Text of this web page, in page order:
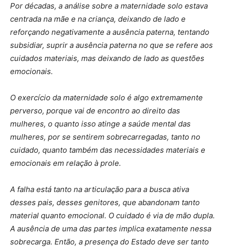
Por décadas, a análise sobre a maternidade solo estava
centrada na mãe e na criança, deixando de lado e
reforçando negativamente a ausência paterna, tentando
subsidiar, suprir a ausência paterna no que se refere aos
cuidados materiais, mas deixando de lado as questões
emocionais.
O exercício da maternidade solo é algo extremamente
perverso, porque vai de encontro ao direito das
mulheres, o quanto isso atinge a saúde mental das
mulheres, por se sentirem sobrecarregadas, tanto no
cuidado, quanto também das necessidades materiais e
emocionais em relação à prole.
A falha está tanto na articulação para a busca ativa
desses pais, desses genitores, que abandonam tanto
material quanto emocional. O cuidado é via de mão dupla.
A ausência de uma das partes implica exatamente nessa
sobrecarga. Então, a presença do Estado deve ser tanto